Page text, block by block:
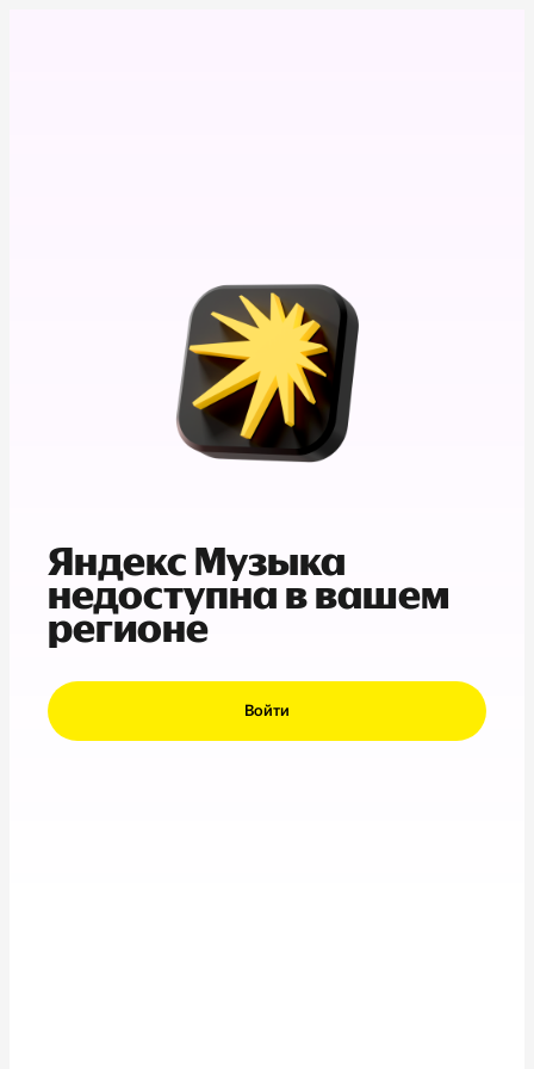
Яндекс Музыка
недоступна в вашем
регионе
Войти